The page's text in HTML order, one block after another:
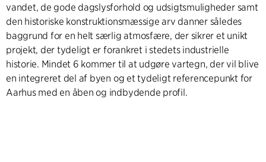
vandet, de gode dagslysforhold og udsigtsmuligheder samt
den historiske konstruktionsmæssige arv danner således
baggrund for en helt særlig atmosfære, der sikrer et unikt
projekt, der tydeligt er forankret i stedets industrielle
historie. Mindet 6 kommer til at udgøre vartegn, der vil blive
en integreret del af byen og et tydeligt referencepunkt for
Aarhus med en åben og indbydende profil.